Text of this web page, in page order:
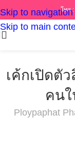
Skip to navigation
Skip to main
โทร :
เค้กเปิดตั
คน
Ploypaphat